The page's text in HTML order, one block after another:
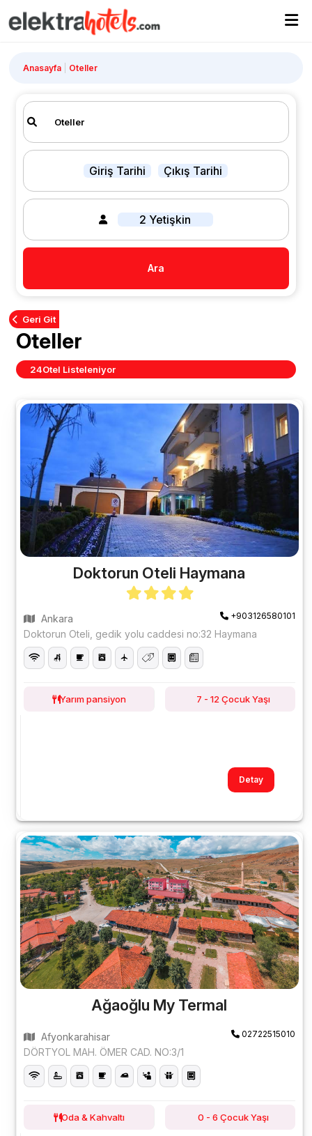
Anasayfa Oteller
Giriş Tarihi Çıkış Tarihi
2 Yetişkin
Ara
Geri Git
Oteller
24Otel Listeleniyor
Doktorun Oteli Haymana
Ankara +903126580101
Doktorun Oteli, gedik yolu caddesi no:32 Haymana
Yarım pansiyon 7 - 12 Çocuk Yaşı
Detay
Ağaoğlu My Termal
Afyonkarahisar 02722515010
DÖRTYOL MAH. ÖMER CAD. NO:3/1
Oda & Kahvaltı 0 - 6 Çocuk Yaşı